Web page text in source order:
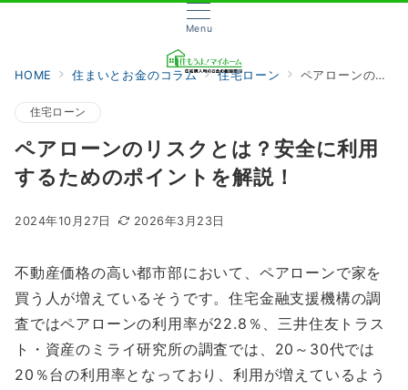
Menu
HOME 住まいとお金のコラム 住宅ローン ペアローンのリスクとは？安全に利用するためのポイントを解説！
住宅ローン
ペアローンのリスクとは？安全に利用
するためのポイントを解説！
2024年10月27日 2026年3月23日
不動産価格の高い都市部において、ペアローンで家を
買う人が増えているそうです。住宅金融支援機構の調
査ではペアローンの利用率が22.8％、三井住友トラス
ト・資産のミライ研究所の調査では、20～30代では
20％台の利用率となっており、利用が増えているよう